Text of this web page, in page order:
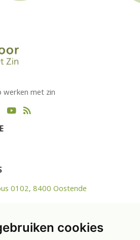
cookies
werken met zin
0102, 8400 Oostende